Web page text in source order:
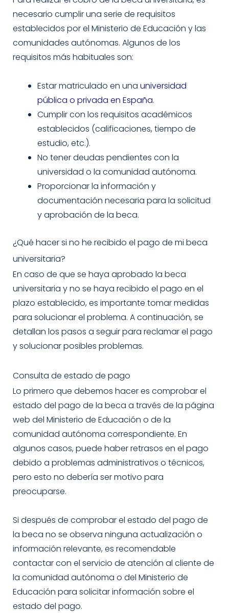
necesario cumplir una serie de requisitos
establecidos por el Ministerio de Educación y las
comunidades autónomas. Algunos de los
requisitos más habituales son:
Estar matriculado en una universidad
pública o privada en España.
Cumplir con los requisitos académicos
establecidos (calificaciones, tiempo de
estudio, etc.).
No tener deudas pendientes con la
universidad o la comunidad autónoma.
Proporcionar la información y
documentación necesaria para la solicitud
y aprobación de la beca.
¿Qué hacer si no he recibido el pago de mi beca
universitaria?
En caso de que se haya aprobado la beca
universitaria y no se haya recibido el pago en el
plazo establecido, es importante tomar medidas
para solucionar el problema. A continuación, se
detallan los pasos a seguir para reclamar el pago
y solucionar posibles problemas.
Consulta de estado de pago
Lo primero que debemos hacer es comprobar el
estado del pago de la beca a través de la página
web del Ministerio de Educación o de la
comunidad autónoma correspondiente. En
algunos casos, puede haber retrasos en el pago
debido a problemas administrativos o técnicos,
pero esto no debería ser motivo para
preocuparse.
Si después de comprobar el estado del pago de
la beca no se observa ninguna actualización o
información relevante, es recomendable
contactar con el servicio de atención al cliente de
la comunidad autónoma o del Ministerio de
Educación para solicitar información sobre el
estado del pago.